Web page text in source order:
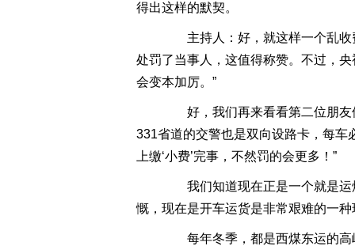
得出这样的默契。
主持人：好，就这样一个乱收
处罚了当事人，这值得称赞。不过，
会变本加厉。”
好，我们再来看看第二位朋友
331省道的交警也是双向设路卡，每车
上缴‘小费’完事，不然罚的会更多！”
我们知道现在正是一个就是运
慨，现在是开车运货是非常艰难的一
每年冬季，都是西煤东运的高